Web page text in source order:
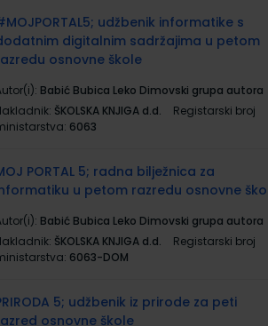
udžbenik informatike s
digitalnim sadržajima u petom
osnovne škole
Babić Bubica Leko Dimovski grupa autora
ŠKOLSKA KNJIGA d.d.
Registarski broj
6063
PORTAL 5; radna bilježnica za
u petom razredu osnovne
Babić Bubica Leko Dimovski grupa autora
ŠKOLSKA KNJIGA d.d.
Registarski broj
6063-DOM
5; udžbenik iz prirode za peti
osnovne škole